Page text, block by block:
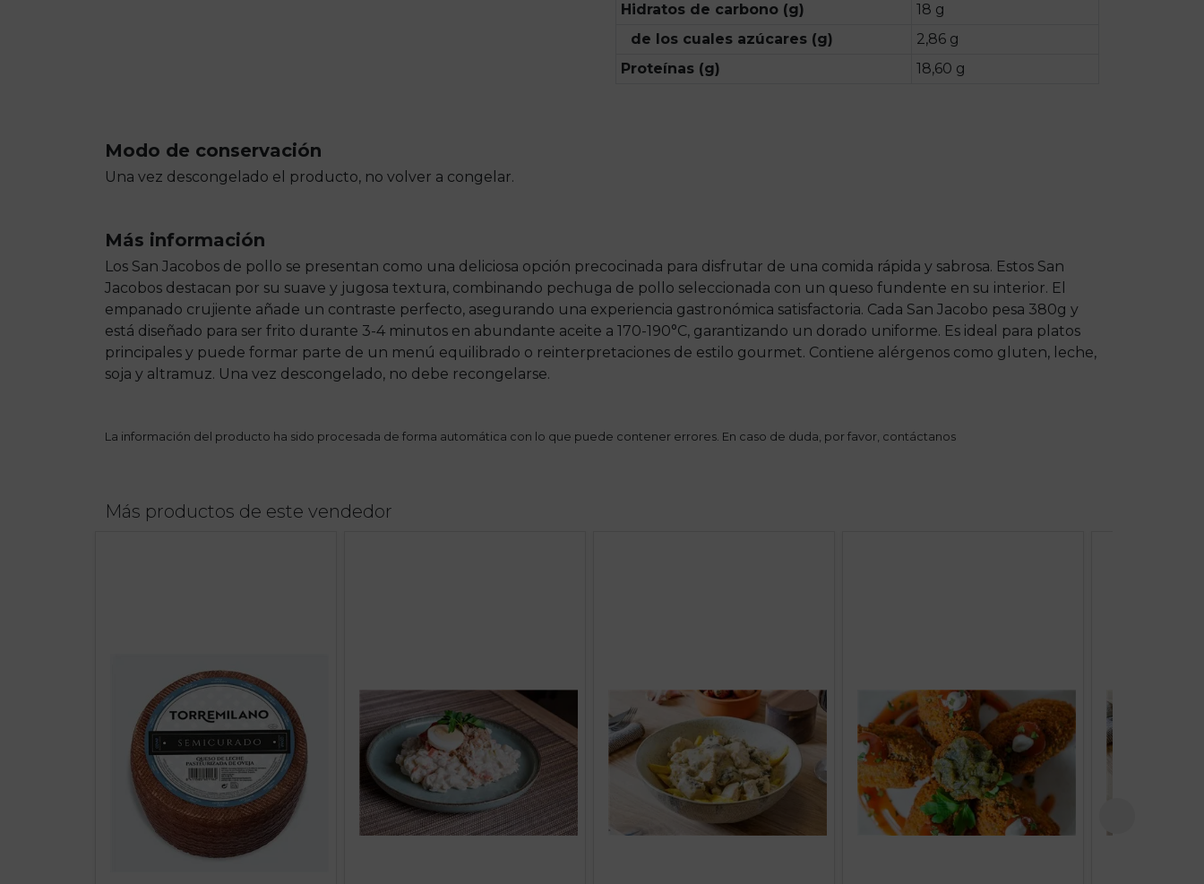
Hidratos de carbono (g)
18 g
de los cuales azúcares (g)
2,86 g
Proteínas (g)
18,60 g
Modo de conservación
Una vez descongelado el producto, no volver a congelar.
Más información
Los San Jacobos de pollo se presentan como una deliciosa opción precocinada para disfrutar de una comida rápida y sabrosa. Estos San
Jacobos destacan por su suave y jugosa textura, combinando pechuga de pollo seleccionada con un queso fundente en su interior. El
empanado crujiente añade un contraste perfecto, asegurando una experiencia gastronómica satisfactoria. Cada San Jacobo pesa 380g y
está diseñado para ser frito durante 3-4 minutos en abundante aceite a 170-190°C, garantizando un dorado uniforme. Es ideal para platos
principales y puede formar parte de un menú equilibrado o reinterpretaciones de estilo gourmet. Contiene alérgenos como gluten, leche,
soja y altramuz. Una vez descongelado, no debe recongelarse.
La información del producto ha sido procesada de forma automática con lo que puede contener errores. En caso de duda, por favor, contáctanos
Más productos de este vendedor